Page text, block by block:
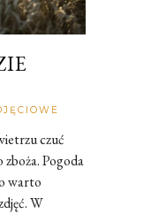
czuć
zboża. Pogoda
warto
W